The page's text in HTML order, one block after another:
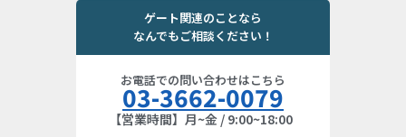
ゲート関連のことなら
なんでもご相談ください！
お電話での問い合わせはこちら
03-3662-0079
【営業時間】月~金 / 9:00~18:00